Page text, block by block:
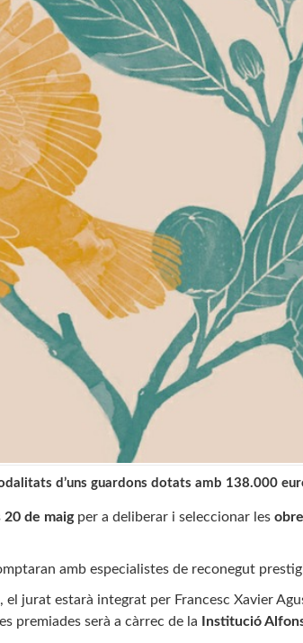
d’uns guardons dotats amb 138.000
20 de maigper a deliberar i seleccionar les
amb especialistes de reconegut
jurat estarà integrat per Francesc Xavier
premiades serà a càrrec de la Institució